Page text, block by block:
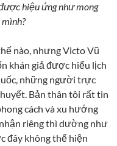
hiệu ứng như mong
nào, nhưng Victo Vũ
khán giả được hiểu lịch
những người trực
Bản thân tôi rất tin
cách và xu hướng
riêng thì dường như
đây không thể hiện